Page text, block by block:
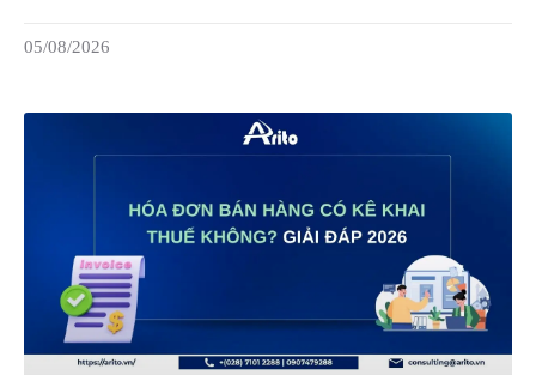
05/08/2026